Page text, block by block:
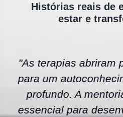
Histórias reais de
estar e
"As terapias abriram
para um
profundo. A
essencial para